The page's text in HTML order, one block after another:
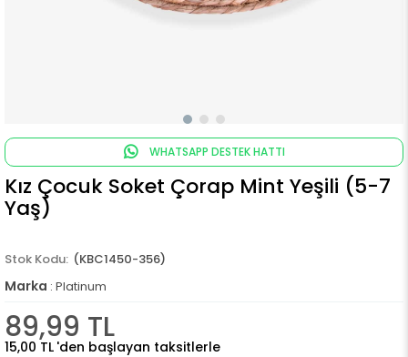
WHATSAPP DESTEK HATTI
Kız Çocuk Soket Çorap Mint Yeşili (5-7
Yaş)
(KBC1450-356)
Marka : Platinum
89,99 TL
15,00 TL 'den başlayan taksitlerle